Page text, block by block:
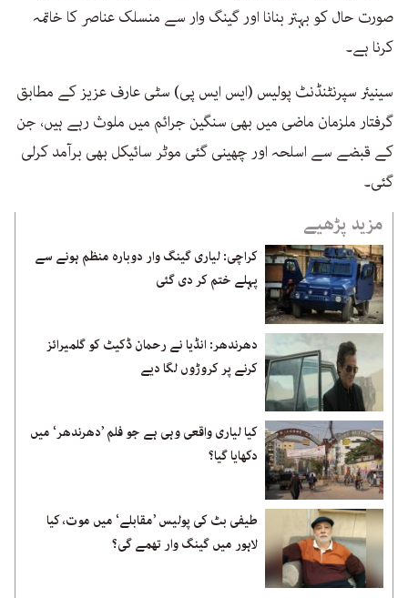
صورت حال کو بہتر بنانا اور گینگ وار سے منسلک عناصر کا خاتمہ
کرنا ہے۔
سینیئر سپرنٹنڈنٹ پولیس (ایس ایس پی) سٹی عارف عزیز کے مطابق
گرفتار ملزمان ماضی میں بھی سنگین جرائم میں ملوث رہے ہیں، جن
کے قبضے سے اسلحہ اور چھینی گئی موٹر سائیکل بھی برآمد کرلی
گئی۔
مزید پڑھیے
کراچی: لیاری گینگ وار دوبارہ منظم ہونے سے
پہلے ختم کر دی گئی
دھرندھر: انڈیا نے رحمان ڈکیٹ کو گلمیرائز
کرنے پر کروڑوں لگا دیے
کیا لیاری واقعی وہی ہے جو فلم ’دھرندھر‘ میں
دکھایا گیا؟
طیفی بٹ کی پولیس ’مقابلے‘ میں موت، کیا
لاہور میں گینگ وار تھمے گی؟